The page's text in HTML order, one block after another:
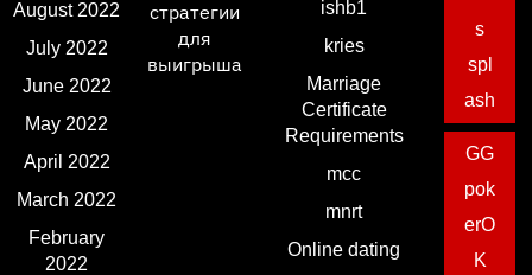
August 2022
July 2022
June 2022
May 2022
April 2022
March 2022
February
2022
стратегии
для
выигрыша
ishb1
kries
Marriage
Certificate
Requirements
mcc
mnrt
Online dating
s
spl
ash
GG
pok
erO
K